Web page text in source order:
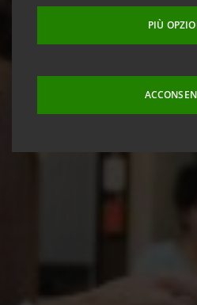
PIÙ